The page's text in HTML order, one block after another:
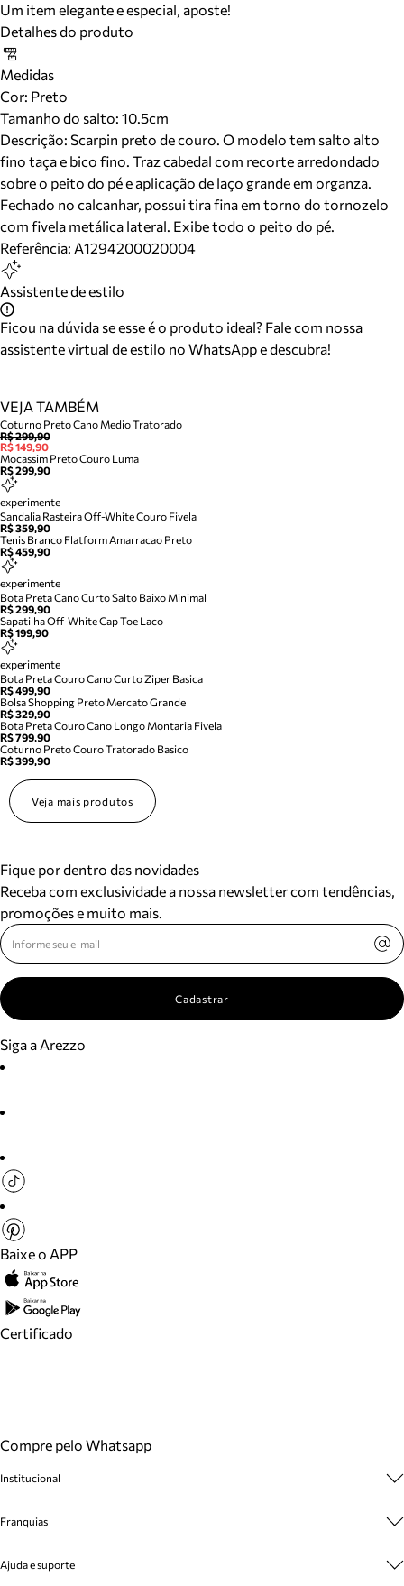
Um item elegante e especial, aposte!
Detalhes do produto
Medidas
Cor: Preto
Tamanho do salto: 10.5cm
Descrição: Scarpin preto de couro. O modelo tem salto alto
fino taça e bico fino. Traz cabedal com recorte arredondado
sobre o peito do pé e aplicação de laço grande em organza.
Fechado no calcanhar, possui tira fina em torno do tornozelo
com fivela metálica lateral. Exibe todo o peito do pé.
Referência: A1294200020004
Assistente de estilo
Ficou na dúvida se esse é o produto ideal? Fale com nossa
assistente virtual de estilo no WhatsApp e descubra!
VEJA TAMBÉM
Coturno Preto Cano Medio Tratorado
R$ 299,90
R$ 149,90
Mocassim Preto Couro Luma
R$ 299,90
experimente
Sandalia Rasteira Off-White Couro Fivela
R$ 359,90
Tenis Branco Flatform Amarracao Preto
R$ 459,90
experimente
Bota Preta Cano Curto Salto Baixo Minimal
R$ 299,90
Sapatilha Off-White Cap Toe Laco
R$ 199,90
experimente
Bota Preta Couro Cano Curto Ziper Basica
R$ 499,90
Bolsa Shopping Preto Mercato Grande
R$ 329,90
Bota Preta Couro Cano Longo Montaria Fivela
R$ 799,90
Coturno Preto Couro Tratorado Basico
R$ 399,90
Veja mais produtos
Fique por dentro das novidades
Receba com exclusividade a nossa newsletter com tendências,
promoções e muito mais.
Cadastrar
Siga a Arezzo
Baixe o APP
Certificado
Compre pelo Whatsapp
Institucional
Cashback
Venda Corporativa
Franquias
Plano de Negócio
Ajuda e suporte